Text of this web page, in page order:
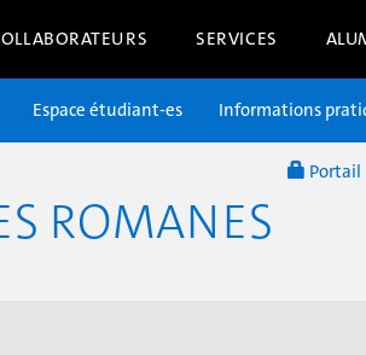
SERVICES
Portail
Espace étudiant-es Informations
ROMANES